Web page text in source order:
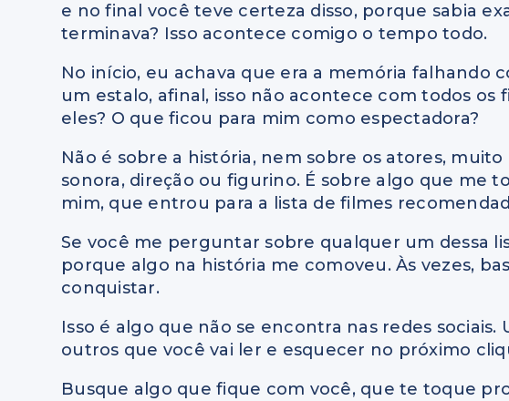
e no final você teve certeza disso, porque sabia
terminava? Isso acontece comigo o tempo todo.
No início, eu achava que era a memória falhando
um estalo, afinal, isso não acontece com todos os
eles? O que ficou para mim como espectadora?
Não é sobre a história, nem sobre os atores,
sonora, direção ou figurino. É sobre algo que me
mim, que entrou para a lista de filmes
Se você me perguntar sobre qualquer um dessa
porque algo na história me comoveu. Às vezes,
conquistar.
Isso é algo que não se encontra nas redes
outros que você vai ler e esquecer no próximo
Busque algo que fique com você, que te toque